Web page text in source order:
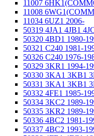
11007
11008
11034 6UZ1 2006-
50319 4JA1 4JB1
50320 4BD1 1980-
50321 C240 1981-
50326 C240 1976-
50329 3KR1 1994-
50330 3KA1 3KB1
50331 3KA1 3KB1
50332 4FE1 1985-
50334 3KC2 1989-
50335 3KR2 1989-
50336 4BC2 1981-
50337 4BC2 1993-